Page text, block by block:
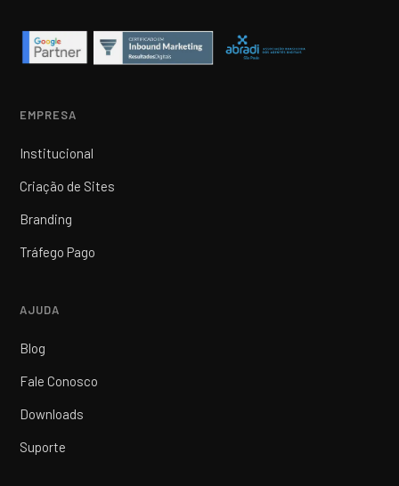
EMPRESA
Institucional
Criação de Sites
Branding
Tráfego Pago
AJUDA
Blog
Fale Conosco
Downloads
Suporte